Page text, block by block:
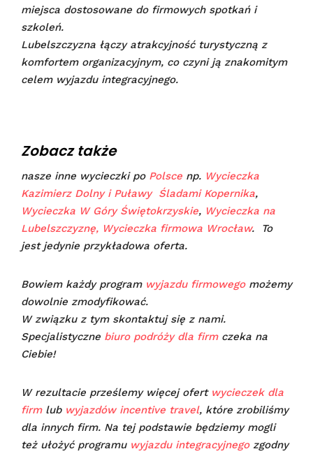
miejsca dostosowane do firmowych spotkań i
szkoleń.
Lubelszczyzna łączy atrakcyjność turystyczną z
komfortem organizacyjnym, co czyni ją znakomitym
celem wyjazdu integracyjnego.
Zobacz także
nasze inne wycieczki po Polsce np. Wycieczka
Kazimierz Dolny i Puławy
Śladami Kopernika,
Wycieczka W Góry Świętokrzyskie, Wycieczka na
Lubelszczyznę, Wycieczka firmowa Wrocław.
To
jest jedynie przykładowa oferta.
Bowiem każdy program wyjazdu firmowegomożemy
dowolnie zmodyfikować.
W związku z tym skontaktuj się z nami.
Specjalistyczne biuro podróży dla firmczeka na
Ciebie!
W rezultacie prześlemy więcej ofert wycieczek dla
firmlub wyjazdów incentive travel, które zrobiliśmy
dla innych firm. Na tej podstawie będziemy mogli
też ułożyć programu wyjazdu integracyjnegozgodny